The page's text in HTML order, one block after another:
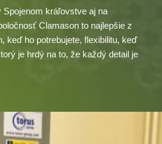
kráľovstve aj na
Clamason to najlepšie z
keď ho potrebujete, flexibilitu, keď
je hrdý na to, že každý detail je